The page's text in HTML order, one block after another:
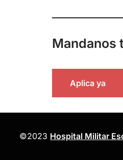
Mandanos
Aplica ya
©2023 Hospital Militar